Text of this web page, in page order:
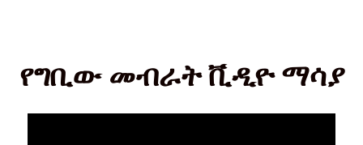
የግቢው መብራት ቪዲዮ ማሳያ